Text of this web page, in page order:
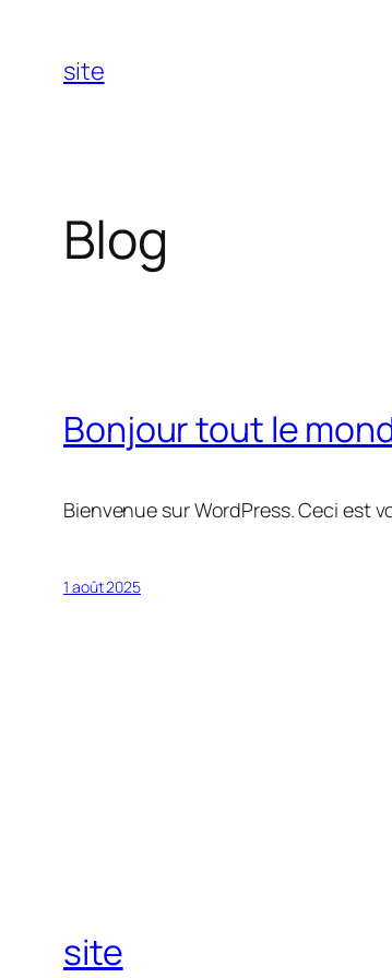
contenu
site
Blog
Bonjour tout le
Bienvenue sur WordPress. Ceci est
1 août 2025
site